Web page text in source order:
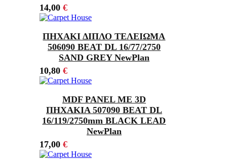
14,00 €
ΠΗΧΑΚΙ ΔΙΠΛΟ ΤΕΛΕΙΩΜΑ
506090 BEAT DL 16/77/2750
SAND GREY NewPlan
10,80 €
MDF PANEL ΜΕ 3D
ΠΗΧΑΚΙΑ 507090 BEAT DL
16/119/2750mm BLACK LEAD
NewPlan
17,00 €